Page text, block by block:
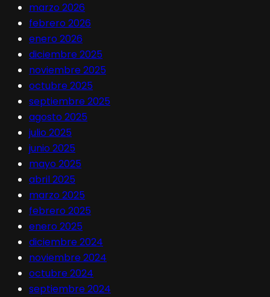
marzo 2026
febrero 2026
enero 2026
diciembre 2025
noviembre 2025
octubre 2025
septiembre 2025
agosto 2025
julio 2025
junio 2025
mayo 2025
abril 2025
marzo 2025
febrero 2025
enero 2025
diciembre 2024
noviembre 2024
octubre 2024
septiembre 2024